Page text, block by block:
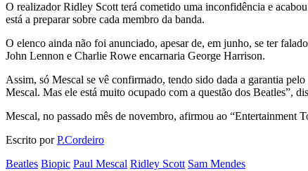
O realizador Ridley Scott terá cometido uma inconfidência e
está a preparar sobre cada membro da banda.
O elenco ainda não foi anunciado, apesar de, em junho, se ter
John Lennon e Charlie Rowe encarnaria George Harrison.
Assim, só Mescal se vê confirmado, tendo sido dada a garantia
Mescal. Mas ele está muito ocupado com a questão dos Beatles”,
Mescal, no passado mês de novembro, afirmou ao “Entertainment
Escrito porP.Cordeiro
Beatles Biopic Paul Mescal Ridley Scott Sam Mendes